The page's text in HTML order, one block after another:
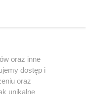
179-stopniowy kąt
4:2:2 ProRes lub
oraz inne
dostęp i
oraz
unikalne